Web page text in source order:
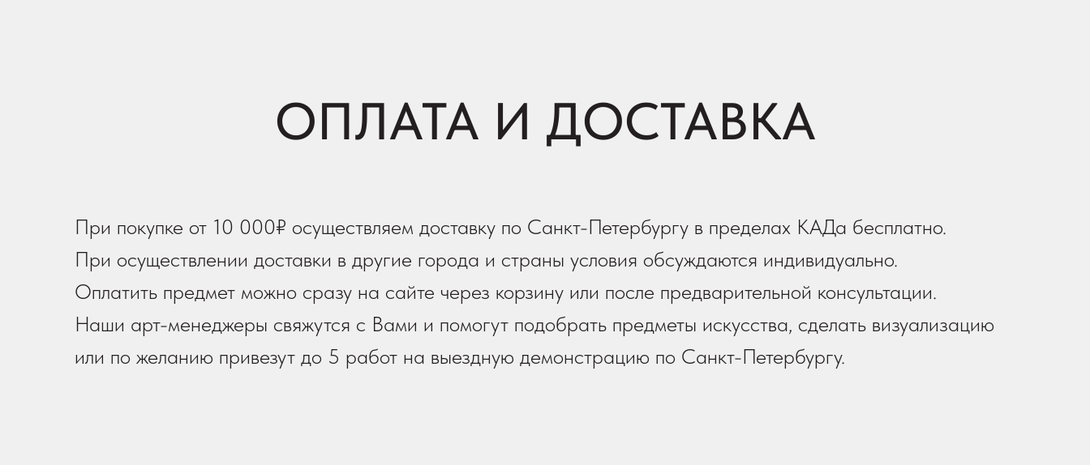
ОПЛАТА И ДОСТАВКА
При покупке от 10 000₽ осуществляем доставку по Санкт-Петербургу в пределах КАДа бесплатно.
При осуществлении доставки в другие города и страны условия обсуждаются индивидуально.
Оплатить предмет можно сразу на сайте через корзину или после предварительной консультации.
Наши арт-менеджеры свяжутся с Вами и помогут подобрать предметы искусства, сделать визуализацию
или по желанию привезут до 5 работ на выездную демонстрацию по Санкт-Петербургу.